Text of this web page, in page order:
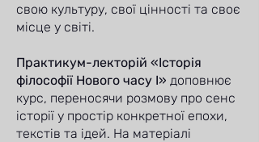
свою культуру, свої цінності та своє
місце у світі.
Практикум-лекторій «Історія
філософії Нового часу I» доповнює
курс, переносячи розмову про сенс
історії у простір конкретної епохи,
текстів та ідей. На матеріалі